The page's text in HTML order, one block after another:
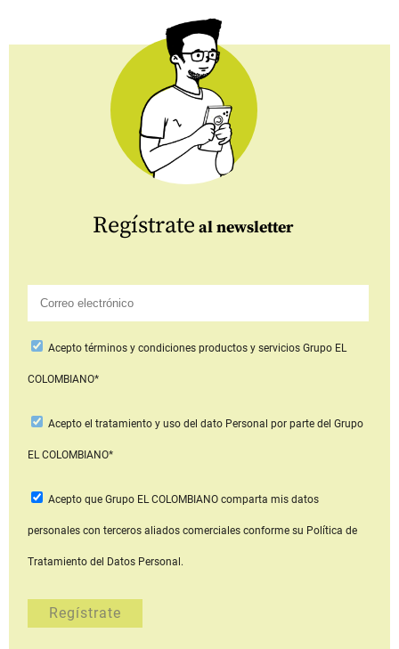
Regístrate al newsletter
Aceptotérminos y condiciones productos y serviciosGrupo EL
COLOMBIANO*
Acepto el tratamiento y uso del dato Personal por parte del Grupo
EL COLOMBIANO*
Acepto que Grupo EL COLOMBIANOcomparta mis datos
personales con terceros aliados comerciales conforme su Política de
Tratamiento del Datos Personal.